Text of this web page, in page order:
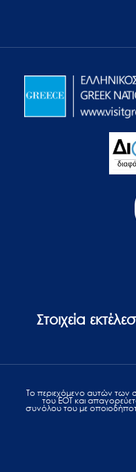
Στοιχεία
Το περιεχόμενο αυτών των
του ΕΟΤ και
συνόλου του με